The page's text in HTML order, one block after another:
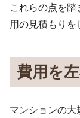
これらの点を
用の見積もりを
費用を
マンションの大